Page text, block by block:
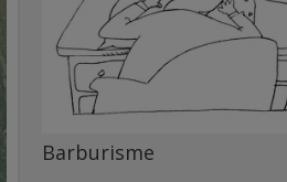
Barburisme